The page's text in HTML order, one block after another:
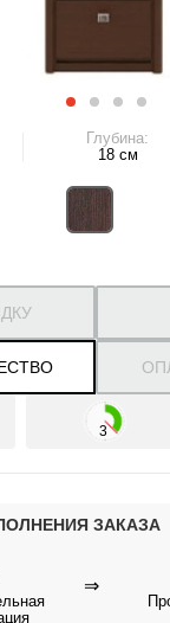
Глубина:
18 см
ЗАКАЗА
⇒